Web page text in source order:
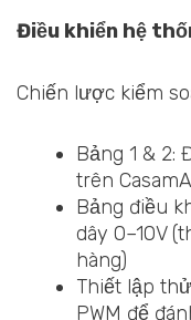
Điều khiển hệ
Chiến lược kiểm
Bảng 1 & 2:
trên
Bảng điều
dây 0–10V
hàng)
Thiết lập
PWM để